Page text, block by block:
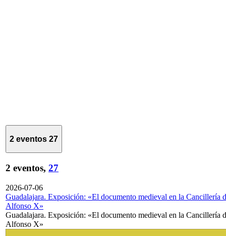
2 eventos 27
2 eventos, 27
2026-07-06
Guadalajara. Exposición: «El documento medieval en la Cancillería
Alfonso X»
Guadalajara. Exposición: «El documento medieval en la Cancillería
Alfonso X»